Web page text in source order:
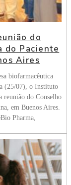
do
do Paciente
Aires
biofarmacêutica
(25/07), o Instituto
do Conselho
em Buenos Aires.
Pharma,